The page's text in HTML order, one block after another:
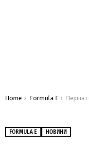
You are here:
Home Formula E Перша гонка Formula E у Нью-Йорку: Жан-Ерік Вернь
FORMULA E НОВИНИ